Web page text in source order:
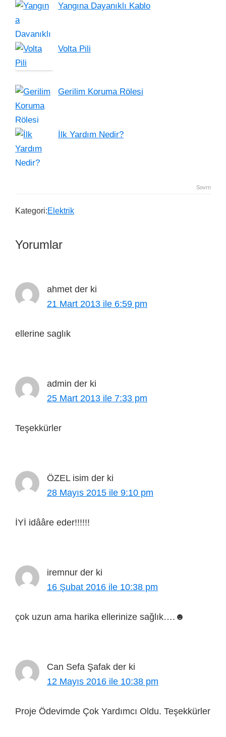
Yangına Dayanıklı Kablo
Volta Pili
Gerilim Koruma Rölesi
İlk Yardım Nedir?
Sovrn
Kategori:Elektrik
Yorumlar
ahmet der ki
21 Mart 2013 ile 6:59 pm
ellerine saglık
admin der ki
25 Mart 2013 ile 7:33 pm
Teşekkürler
ÖZEL isim der ki
28 Mayıs 2015 ile 9:10 pm
İYİ idââre eder!!!!!!
iremnur der ki
16 Şubat 2016 ile 10:38 pm
çok uzun ama harika ellerinize sağlık….☻
Can Sefa Şafak der ki
12 Mayıs 2016 ile 10:38 pm
Proje Ödevimde Çok Yardımcı Oldu. Teşekkürler